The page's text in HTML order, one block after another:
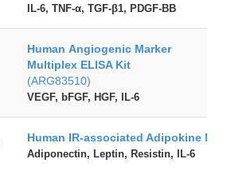
IL-6, TNF-α, TGF-β1, PDGF-BB
Human Angiogenic Marker
Multiplex ELISA Kit
(ARG83510)
VEGF, bFGF, HGF, IL-6
Human IR-associated Adipokine
Adiponectin, Leptin, Resistin, IL-6